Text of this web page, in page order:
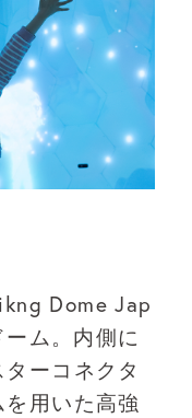
Dome Jap
ム。内側に
ーコネクタ
用いた高強